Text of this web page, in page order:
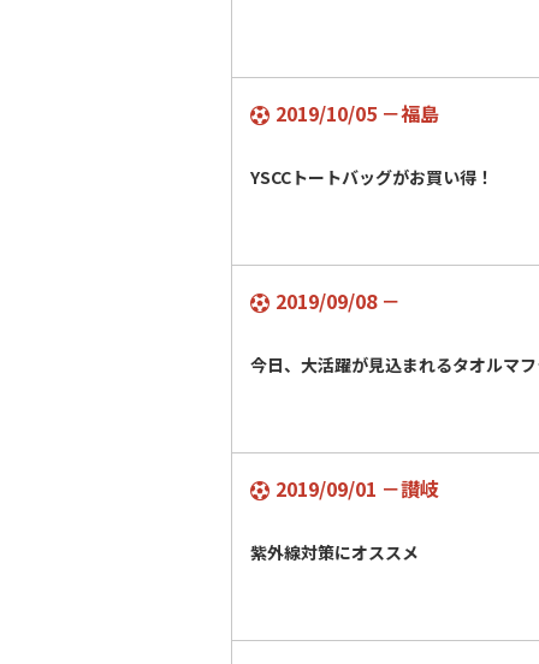
2019/10/05 －福島
YSCCトートバッグがお買い得！
2019/09/08 －
今日、大活躍が見込まれるタオルマ
2019/09/01 －讃岐
紫外線対策にオススメ